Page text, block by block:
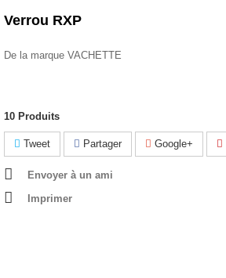
Verrou RXP
De la marque VACHETTE
10 Produits
Tweet Partager Google+
Envoyer à un ami
Imprimer